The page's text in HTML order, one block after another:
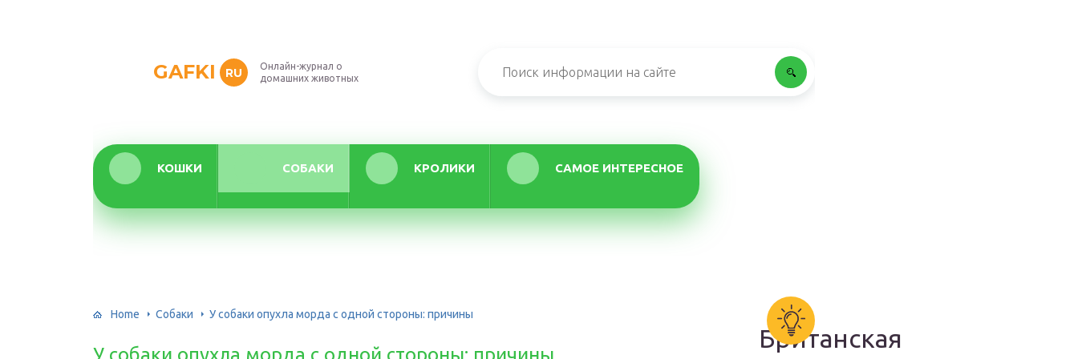
GAFKI RU
Онлайн-журнал о
домашних животных
КОШКИ СОБАКИ КРОЛИКИ САМОЕ ИНТЕРЕСНОЕ
Home Собаки У собаки опухла морда с одной стороны: причины
У собаки опухла морда с одной стороны: причины
Британская